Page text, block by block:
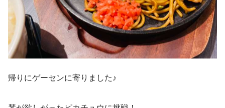
帰りにゲーセンに寄りました♪